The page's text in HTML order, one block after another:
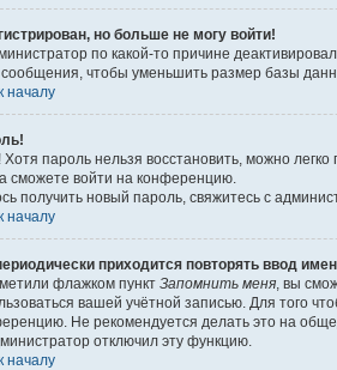
но больше не могу войти!
по какой-то причине
чтобы уменьшить размер базы
началу
Хотя пароль нельзя восстановить, можно
сможете войти на конференцию.
получить новый пароль, свяжитесь с
началу
приходится повторять ввод
флажком пункт Запомнить меня , вы
вашей учётной записью. Для того
Не рекомендуется делать это на
отключил эту функцию.
началу